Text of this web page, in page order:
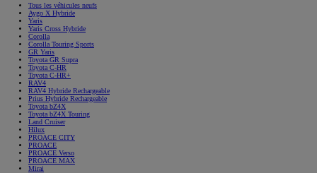
Tous les véhicules neufs
Aygo X Hybride
Yaris
Yaris Cross Hybride
Corolla
Corolla Touring Sports
GR Yaris
Toyota GR Supra
Toyota C-HR
Toyota C-HR+
RAV4
RAV4 Hybride Rechargeable
Prius Hybride Rechargeable
Toyota bZ4X
Toyota bZ4X Touring
Land Cruiser
Hilux
PROACE CITY
PROACE
PROACE Verso
PROACE MAX
Mirai